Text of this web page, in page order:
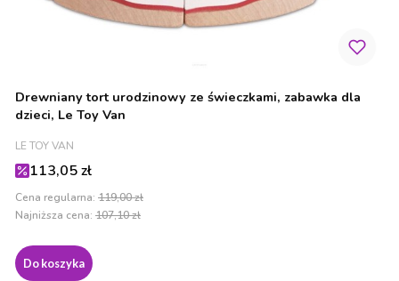
Drewniany tort urodzinowy ze świeczkami, zabawka dla
dzieci, Le Toy Van
PRODUCENT
LE TOY VAN
Cena promocyjna
113,05 zł
Cena regularna: 119,00 zł
Najniższa cena: 107,10 zł
Do koszyka